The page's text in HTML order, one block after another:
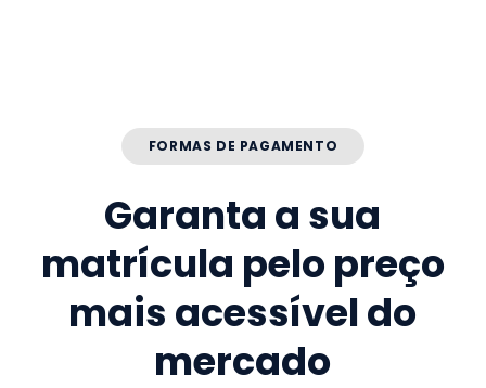
FORMAS DE PAGAMENTO
Garanta a sua
matrícula pelo preço
mais acessível do
mercado